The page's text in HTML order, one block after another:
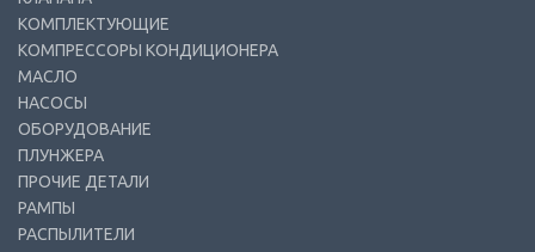
КОМПЛЕКТУЮЩИЕ
КОМПРЕССОРЫ КОНДИЦИОНЕРА
МАСЛО
НАСОСЫ
ОБОРУДОВАНИЕ
ПЛУНЖЕРА
ПРОЧИЕ ДЕТАЛИ
РАМПЫ
РАСПЫЛИТЕЛИ